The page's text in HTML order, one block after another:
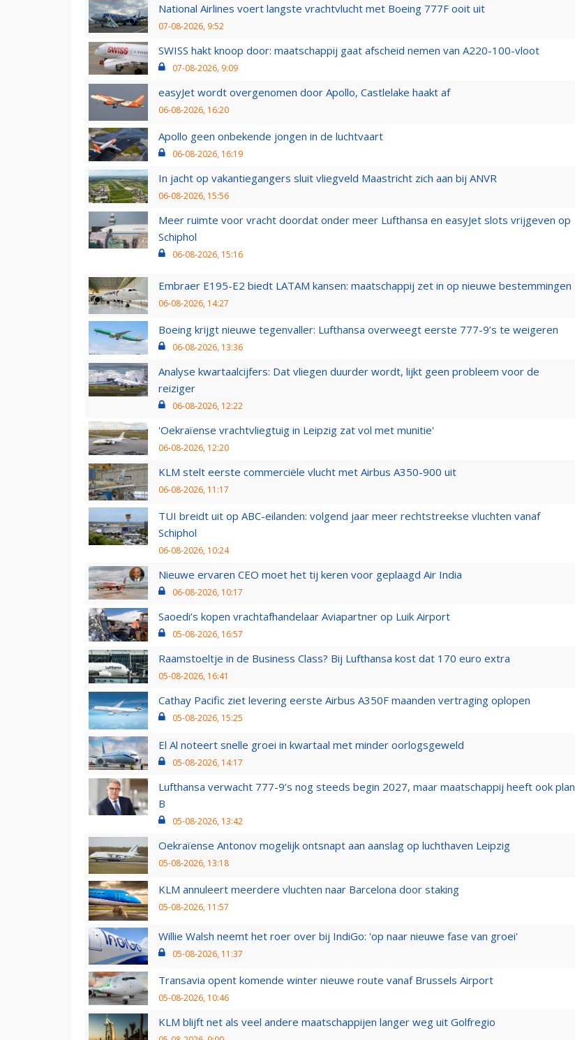
National Airlines voert langste vrachtvlucht met Boeing 777F ooit uit
07-08-2026, 9:52
SWISS hakt knoop door: maatschappij gaat afscheid nemen van A220-100-vloot
07-08-2026, 9:09
easyJet wordt overgenomen door Apollo, Castlelake haakt af
06-08-2026, 16:20
Apollo geen onbekende jongen in de luchtvaart
06-08-2026, 16:19
In jacht op vakantiegangers sluit vliegveld Maastricht zich aan bij ANVR
06-08-2026, 15:56
Meer ruimte voor vracht doordat onder meer Lufthansa en easyJet slots vrijgeven op
Schiphol
06-08-2026, 15:16
Embraer E195-E2 biedt LATAM kansen: maatschappij zet in op nieuwe bestemmingen
06-08-2026, 14:27
Boeing krijgt nieuwe tegenvaller: Lufthansa overweegt eerste 777-9’s te weigeren
06-08-2026, 13:36
Analyse kwartaalcijfers: Dat vliegen duurder wordt, lijkt geen probleem voor de
reiziger
06-08-2026, 12:22
'Oekraïense vrachtvliegtuig in Leipzig zat vol met munitie'
06-08-2026, 12:20
KLM stelt eerste commerciële vlucht met Airbus A350-900 uit
06-08-2026, 11:17
TUI breidt uit op ABC-eilanden: volgend jaar meer rechtstreekse vluchten vanaf
Schiphol
06-08-2026, 10:24
Nieuwe ervaren CEO moet het tij keren voor geplaagd Air India
06-08-2026, 10:17
Saoedi’s kopen vrachtafhandelaar Aviapartner op Luik Airport
05-08-2026, 16:57
Raamstoeltje in de Business Class? Bij Lufthansa kost dat 170 euro extra
05-08-2026, 16:41
Cathay Pacific ziet levering eerste Airbus A350F maanden vertraging oplopen
05-08-2026, 15:25
El Al noteert snelle groei in kwartaal met minder oorlogsgeweld
05-08-2026, 14:17
Lufthansa verwacht 777-9’s nog steeds begin 2027, maar maatschappij heeft ook plan
B
05-08-2026, 13:42
Oekraïense Antonov mogelijk ontsnapt aan aanslag op luchthaven Leipzig
05-08-2026, 13:18
KLM annuleert meerdere vluchten naar Barcelona door staking
05-08-2026, 11:57
Willie Walsh neemt het roer over bij IndiGo: 'op naar nieuwe fase van groei'
05-08-2026, 11:37
Transavia opent komende winter nieuwe route vanaf Brussels Airport
05-08-2026, 10:46
KLM blijft net als veel andere maatschappijen langer weg uit Golfregio